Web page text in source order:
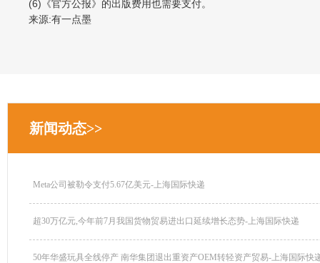
(6)《官方公报》的出版费用也需要支付。
来源:有一点墨
新闻动态>>
Meta公司被勒令支付5.67亿美元-上海国际快递
超30万亿元,今年前7月我国货物贸易进出口延续增长态势-上海国际快递
50年华盛玩具全线停产 南华集团退出重资产OEM转轻资产贸易-上海国际快